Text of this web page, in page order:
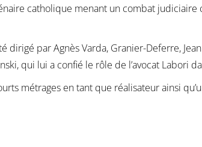
catholique menant un combat judiciaire
dirigé par Agnès Varda, Granier-Deferre,
qui lui a confié le rôle de l’avocat Labori
métrages en tant que réalisateur ainsi